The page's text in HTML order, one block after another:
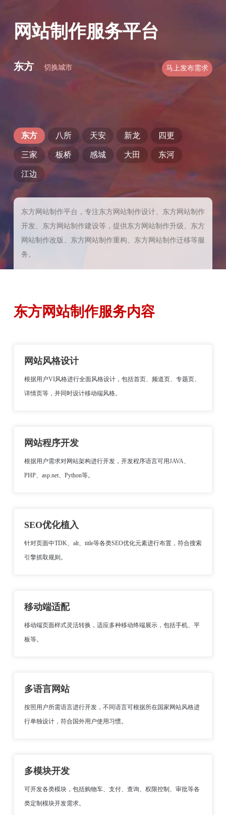
网站制作服务平台
东方 切换城市 马上发布需求
东方 八所 天安 新龙 四更
三家 板桥 感城 大田 东河
江边
东方网站制作平台，专注东方网站制作设计、东方网站制作
开发、东方网站制作建设等，提供东方网站制作升级、东方
网站制作改版、东方网站制作重构、东方网站制作迁移等服
务。
东方网站制作服务内容
网站风格设计
根据用户VI风格进行全面风格设计，包括首页、频道页、专题页、
详情页等，并同时设计移动端风格。
网站程序开发
根据用户需求对网站架构进行开发，开发程序语言可用JAVA、
PHP、asp.net、Python等。
SEO优化植入
针对页面中TDK、alt、title等各类SEO优化元素进行布置，符合搜索
引擎抓取规则。
移动端适配
移动端页面样式灵活转换，适应多种移动终端展示，包括手机、平
板等。
多语言网站
按照用户所需语言进行开发，不同语言可根据所在国家网站风格进
行单独设计，符合国外用户使用习惯。
多模块开发
可开发各类模块，包括购物车、支付、查询、权限控制、审批等各
类定制模块开发需求。